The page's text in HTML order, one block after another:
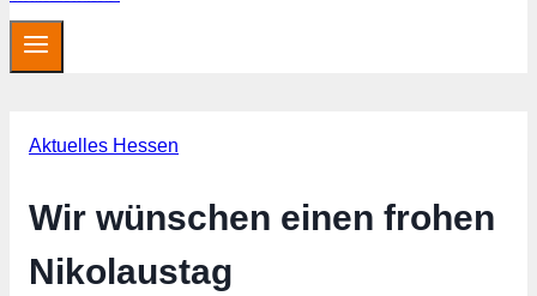
Aktuelles Hessen
Wir wünschen einen frohen
Nikolaustag